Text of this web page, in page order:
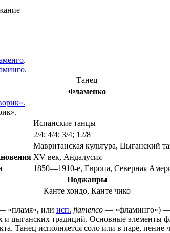
.
.
Танец
Фламенко
Испанские танцы
2/4; 4/4; 3/4; 12/8
Мавританская культура, Цыганский
XV век, Андалусия
1850—1910-е, Европа, Северная
Поджанры
Канте хондо, Канте чико
«пламя», или исп. flamenco — «фламинго»)
и цыганских традиций. Основные элементы
Танец исполняется соло или в паре, пение